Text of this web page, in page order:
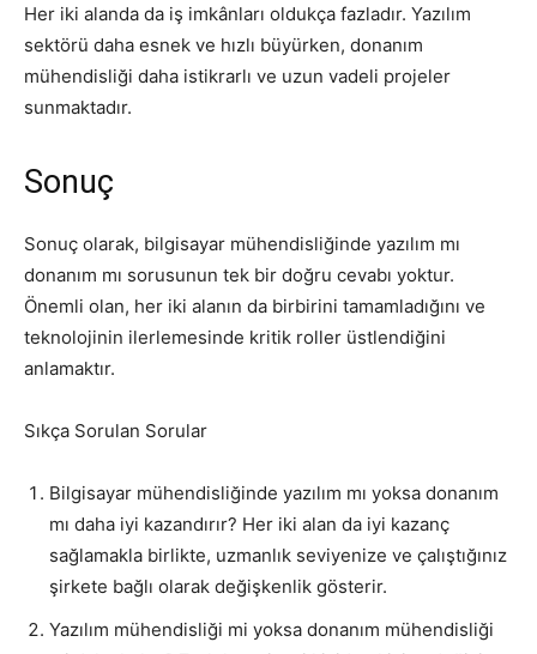
Her iki alanda da iş imkânları oldukça fazladır. Yazılım
sektörü daha esnek ve hızlı büyürken, donanım
mühendisliği daha istikrarlı ve uzun vadeli projeler
sunmaktadır.
Sonuç
Sonuç olarak, bilgisayar mühendisliğinde yazılım mı
donanım mı sorusunun tek bir doğru cevabı yoktur.
Önemli olan, her iki alanın da birbirini tamamladığını ve
teknolojinin ilerlemesinde kritik roller üstlendiğini
anlamaktır.
Sıkça Sorulan Sorular
Bilgisayar mühendisliğinde yazılım mı yoksa donanım
mı daha iyi kazandırır? Her iki alan da iyi kazanç
sağlamakla birlikte, uzmanlık seviyenize ve çalıştığınız
şirkete bağlı olarak değişkenlik gösterir.
Yazılım mühendisliği mi yoksa donanım mühendisliği